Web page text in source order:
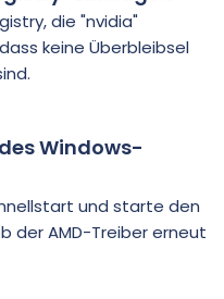
die "nvidia"
keine Überbleibsel
Windows-
und starte den
der AMD-Treiber erneut